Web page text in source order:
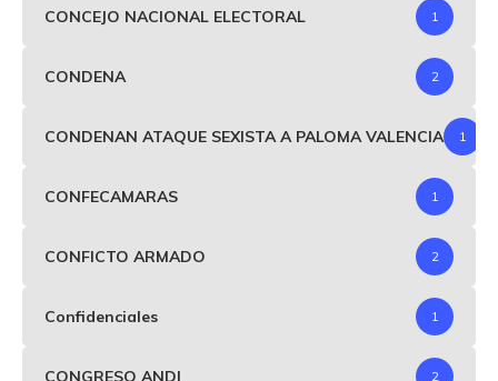
CONCEJO NACIONAL ELECTORAL 1
CONDENA 2
CONDENAN ATAQUE SEXISTA A PALOMA VALENCIA 1
CONFECAMARAS 1
CONFICTO ARMADO 2
Confidenciales 1
CONGRESO ANDI 2